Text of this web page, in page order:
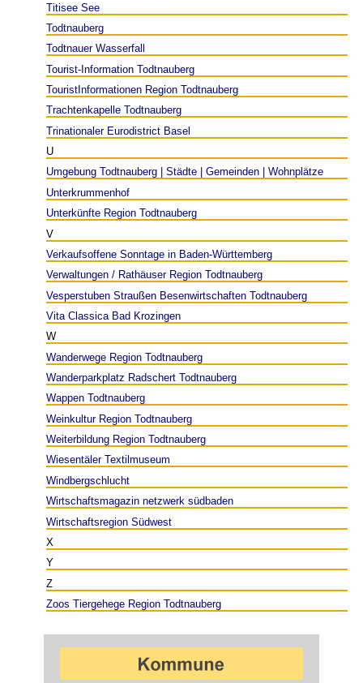
Titisee See
Todtnauberg
Todtnauer Wasserfall
Tourist-Information Todtnauberg
TouristInformationen Region Todtnauberg
Trachtenkapelle Todtnauberg
Trinationaler Eurodistrict Basel
U
Umgebung Todtnauberg | Städte | Gemeinden | Wohnplätze
Unterkrummenhof
Unterkünfte Region Todtnauberg
V
Verkaufsoffene Sonntage in Baden-Württemberg
Verwaltungen / Rathäuser Region Todtnauberg
Vesperstuben Straußen Besenwirtschaften Todtnauberg
Vita Classica Bad Krozingen
W
Wanderwege Region Todtnauberg
Wanderparkplatz Radschert Todtnauberg
Wappen Todtnauberg
Weinkultur Region Todtnauberg
Weiterbildung Region Todtnauberg
Wiesentäler Textilmuseum
Windbergschlucht
Wirtschaftsmagazin netzwerk südbaden
Wirtschaftsregion Südwest
X
Y
Z
Zoos Tiergehege Region Todtnauberg